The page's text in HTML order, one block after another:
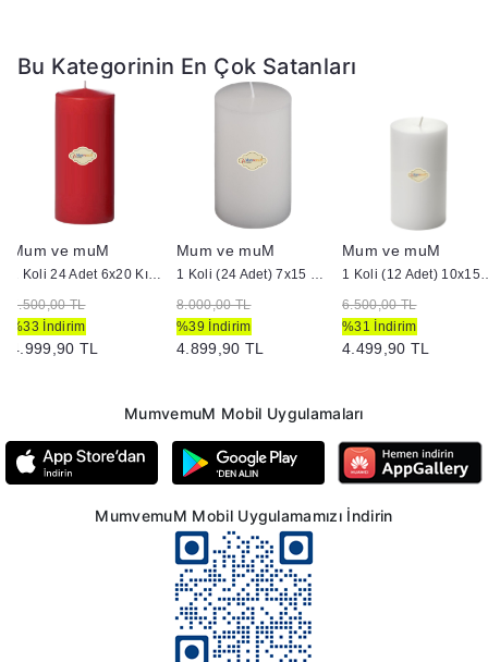
Bu Kategorinin En Çok Satanları
Mum ve muM
1 Koli 24 Adet 6x20 Kırmızı Silindir Mum
7.500,00 TL
%33 İndirim
4.999,90 TL
Mum ve muM
1 Koli (24 Adet) 7x15 cm Silindir Mum Beyaz
8.000,00 TL
%39 İndirim
4.899,90 TL
Mum ve muM
1 Koli (12 Adet)
6.500,00 TL
%31 İndirim
4.499,90 TL
MumvemuM Mobil Uygulamaları
MumvemuM Mobil Uygulamamızı İndirin